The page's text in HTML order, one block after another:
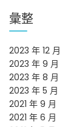
彙整
2023 年 12 月
2023 年 9 月
2023 年 8 月
2023 年 5 月
2021 年 9 月
2021 年 6 月